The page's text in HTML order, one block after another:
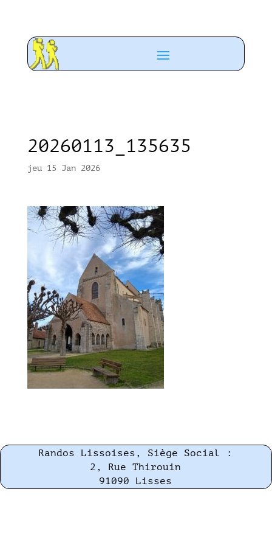
20260113_135635
jeu 15 Jan 2026
Randos Lissoises, Siège Social :
2, Rue Thirouin
91090 Lisses